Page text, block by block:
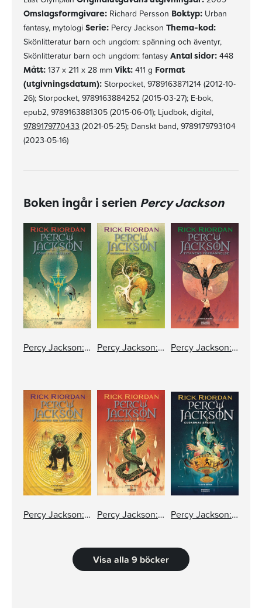
Omslagsformgivare: Richard Persson Boktyp: Urban
fantasy, mytologi Serie: Percy Jackson Thema-kod:
Skönlitteratur barn och ungdom: spänning och äventyr,
Skönlitteratur barn och ungdom: fantasy Antal sidor: 448
Mått: 137 x 211 x 28 mm Vikt: 411 g Format
(utgivningsdatum): Storpocket, 9789163871214 (2012-10-
26); Storpocket, 9789163884252 (2015-03-27); E-bok,
epub2, 9789163881305 (2015-06-01); Ljudbok, digital,
9789179770433 (2021-05-25); Danskt band, 9789179793104
(2023-05-16)
Boken ingår i serien Percy Jackson
Percy Jackson: Född till hjälte Percy Jackson: Monsterhavet Percy Jackson: Titanens förbannelse
Percy Jackson: Kampen om Labyrinten Percy Jackson: Striden om Olympen Percy Jackson: Gudarnas bägare
Visa alla 9 böcker